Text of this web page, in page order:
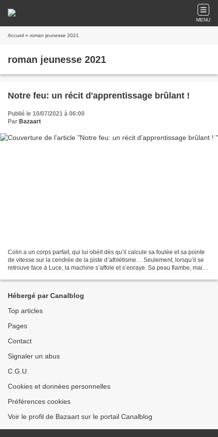
MENU
Accueil » roman jeunesse 2021
roman jeunesse 2021
Notre feu: un récit d'apprentissage brûlant !
Publié le 10/07/2021 à 06:00
Par Bazaart
Colin a un corps parfait, qui lui obéit dès qu’il calcule sa foulée et sa pointe
de vitesse sur la cendrée de la piste d’athlétisme… Seulement, lorsqu’il se
retrouve face à Luce, la machine s’affole et s’enraye. Sa peau flambe, mais il
Hébergé par Canalblog
Top articles
Pages
Contact
Signaler un abus
C.G.U.
Cookies et données personnelles
Préférences cookies
Voir le profil de Bazaart sur le portail Canalblog